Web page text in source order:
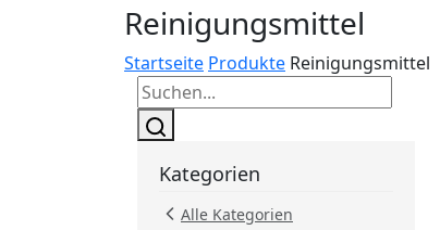
Reinigungsmittel
Startseite Produkte Reinigungsmittel
Kategorien
Alle Kategorien